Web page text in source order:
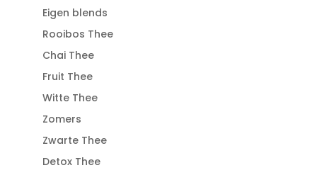
Eigen blends
Rooibos Thee
Chai Thee
Fruit Thee
Witte Thee
Zomers
Zwarte Thee
Detox Thee